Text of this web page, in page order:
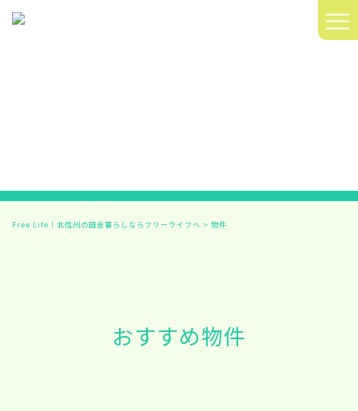
≡
Free Life｜北信州の田舎暮らしならフリーライフへ > 物件
おすすめ物件